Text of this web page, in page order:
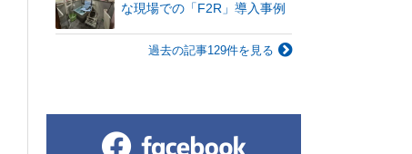
な現場での「F2R」導入事例
過去の記事129件を見る